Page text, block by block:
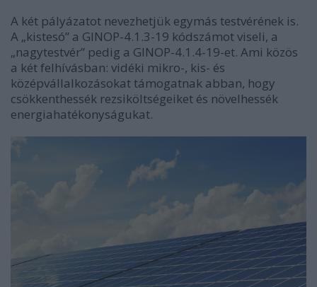
A két pályázatot nevezhetjük egymás testvérének is.
A „kistesó” a GINOP-4.1.3-19 kódszámot viseli, a
„nagytestvér” pedig a GINOP-4.1.4-19-et. Ami közös
a két felhívásban: vidéki mikro-, kis- és
középvállalkozásokat támogatnak abban, hogy
csökkenthessék rezsiköltségeiket és növelhessék
energiahatékonyságukat.